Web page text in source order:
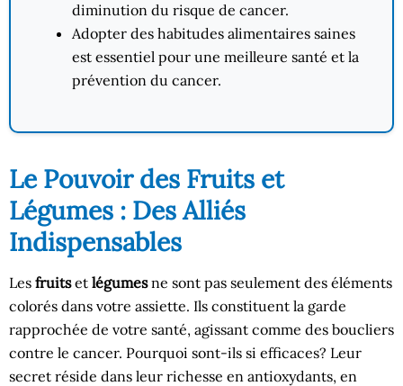
diminution du risque de cancer.
Adopter des habitudes alimentaires saines
est essentiel pour une meilleure santé et la
prévention du cancer.
Le Pouvoir des Fruits et
Légumes : Des Alliés
Indispensables
Les fruitset légumesne sont pas seulement des éléments
colorés dans votre assiette. Ils constituent la garde
rapprochée de votre santé, agissant comme des boucliers
contre le cancer. Pourquoi sont-ils si efficaces? Leur
secret réside dans leur richesse en antioxydants, en